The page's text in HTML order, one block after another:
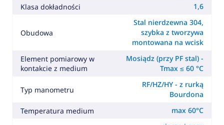
Klasa dokładności
1,6
Obudowa
Stal nierdzewna 304,
szybka z tworzywa
montowana na wcisk
Element pomiarowy w
kontakcie z medium
Mosiądz (przy PF stal) -
Tmax ≤ 60 °C
Typ manometru
RF/HZ/HY - z rurką
Bourdona
Temperatura medium
max 60°C